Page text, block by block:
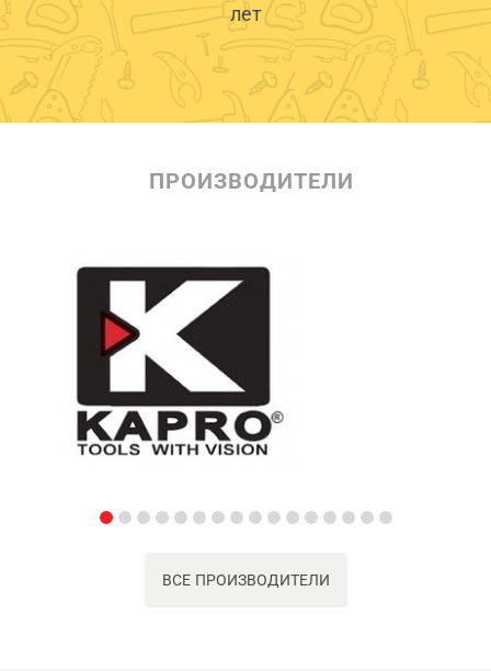
лет
ПРОИЗВОДИТЕЛИ
ВСЕ ПРОИЗВОДИТЕЛИ